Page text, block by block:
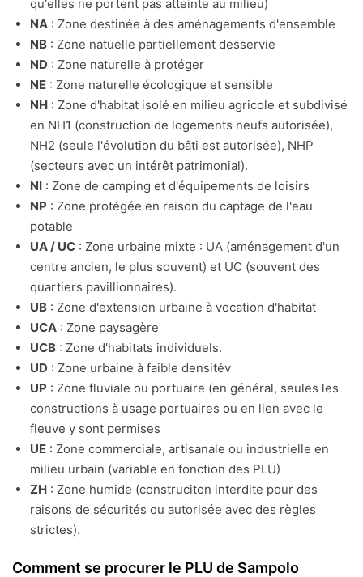
qu'elles ne portent pas atteinte au milieu)
NA : Zone destinée à des aménagements d'ensemble
NB : Zone natuelle partiellement desservie
ND : Zone naturelle à protéger
NE : Zone naturelle écologique et sensible
NH : Zone d'habitat isolé en milieu agricole et subdivisé
en NH1 (construction de logements neufs autorisée),
NH2 (seule l'évolution du bâti est autorisée), NHP
(secteurs avec un intérêt patrimonial).
NI : Zone de camping et d'équipements de loisirs
NP : Zone protégée en raison du captage de l'eau
potable
UA / UC : Zone urbaine mixte : UA (aménagement d'un
centre ancien, le plus souvent) et UC (souvent des
quartiers pavillionnaires).
UB : Zone d'extension urbaine à vocation d'habitat
UCA : Zone paysagère
UCB : Zone d'habitats individuels.
UD : Zone urbaine à faible densitév
UP : Zone fluviale ou portuaire (en général, seules les
constructions à usage portuaires ou en lien avec le
fleuve y sont permises
UE : Zone commerciale, artisanale ou industrielle en
milieu urbain (variable en fonction des PLU)
ZH : Zone humide (construciton interdite pour des
raisons de sécurités ou autorisée avec des règles
strictes).
Comment se procurer le PLU de Sampolo